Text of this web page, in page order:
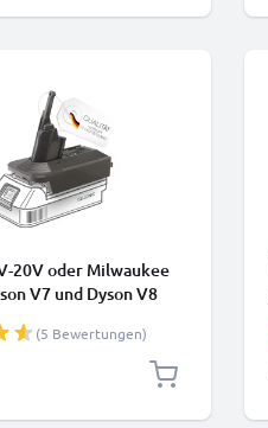
20V oder Milwaukee
V7 und Dyson V8
(5 Bewertungen)